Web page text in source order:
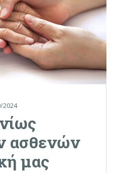
2024
ασθενών
μας